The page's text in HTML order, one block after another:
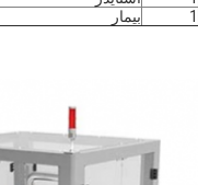
1 بیمار